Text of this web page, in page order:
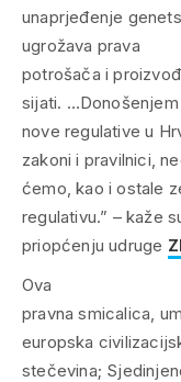
unaprjeđenje
ugrožava prava
potrošača i
sijati. …Donošenjem
nove regulative u
zakoni i pravilnici,
ćemo, kao i ostale
regulativu.” – kaže
priopćenju udruge
Ova
pravna smicalica,
europska
stečevina;